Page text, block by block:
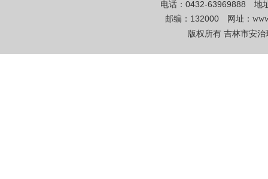
电话：0432-63969888 地
邮编：132000 网址：
版权所有 吉林市安